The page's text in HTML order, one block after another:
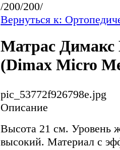
/200/200/
Вернуться к:
Матрас
(Dimax Micro
pic_53772f926798e.jpg
Описание
Высота 21 см. Уровень
высокий. Материал с